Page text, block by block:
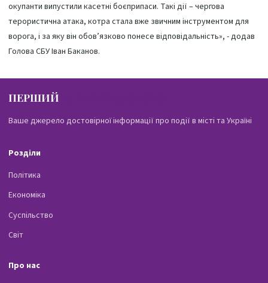
окупанти випустили касетні боєприпаси. Такі дії – чергова
терористична атака, котра стала вже звичним інструментом для
ворога, і за яку він обов’язково понесе відповідальність», - додав
Голова СБУ Іван Баканов.
ПЕРШИЙ
Ваше джерело достовірної інформації про події в місті та Україні
Розділи
Політика
Економіка
Суспільство
Світ
Про нас